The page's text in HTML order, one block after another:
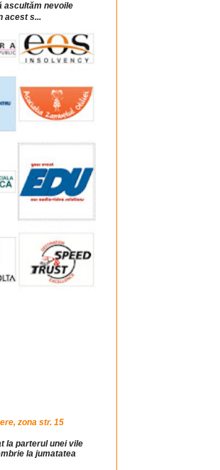
ascultăm nevoile
acest s...
zona str. 15
la parterul unei vile
la jumatatea